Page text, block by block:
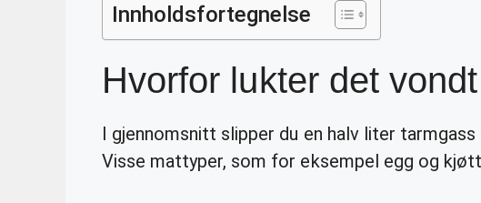
Innholdsfortegnelse
Hvorfor lukter det
I gjennomsnitt slipper du en halv liter
Visse mattyper, som for eksempel egg og